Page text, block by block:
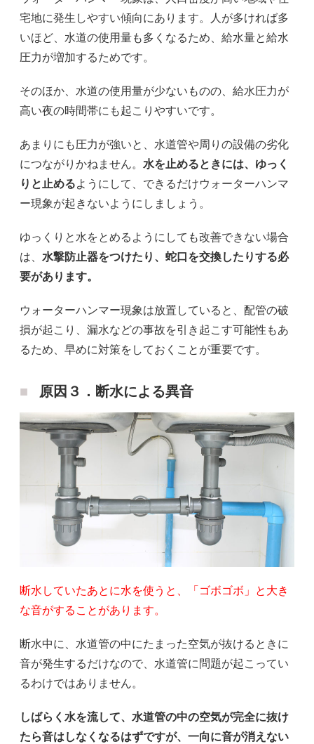
宅地に発生しやすい傾向にあります。人が多ければ多
いほど、水道の使用量も多くなるため、給水量と給水
圧力が増加するためです。
そのほか、水道の使用量が少ないものの、給水圧力が
高い夜の時間帯にも起こりやすいです。
あまりにも圧力が強いと、水道管や周りの設備の劣化
につながりかねません。 水を止めるときには、ゆっく
りと止めるようにして、できるだけウォーターハンマ
ー現象が起きないようにしましょう。
ゆっくりと水をとめるようにしても改善できない場合
は、 水撃防止器をつけたり、蛇口を交換したりする必
要があります。
ウォーターハンマー現象は放置していると、配管の破
損が起こり、漏水などの事故を引き起こす可能性もあ
るため、早めに対策をしておくことが重要です。
原因３．断水による異音
断水していたあとに水を使うと、「ゴボゴボ」と大き
な音がすることがあります。
断水中に、水道管の中にたまった空気が抜けるときに
音が発生するだけなので、水道管に問題が起こってい
るわけではありません。
しばらく水を流して、水道管の中の空気が完全に抜け
たら音はしなくなるはずですが、一向に音が消えない